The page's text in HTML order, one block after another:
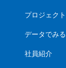
プロジェクト
データでみ
社員紹介